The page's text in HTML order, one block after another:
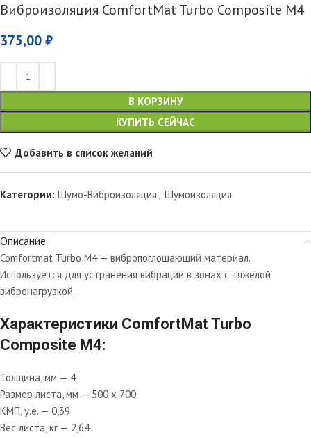
Виброизоляция ComfortMat Turbo Composite M4
375,00 ₽
В КОРЗИНУ
КУПИТЬ СЕЙЧАС
Добавить в список желаний
Категории: Шумо-Виброизоляция , Шумоизоляция
Описание
Comfortmat Turbo М4 — вибропоглощающий материал.
Используется для устранения вибрации в зонах с тяжелой
вибронагрузкой.
Характеристики ComfortMat Turbo
Composite M4:
Толщина, мм — 4
Размер листа, мм — 500 х 700
КМП, у.е. — 0,39
Вес листа, кг — 2,64